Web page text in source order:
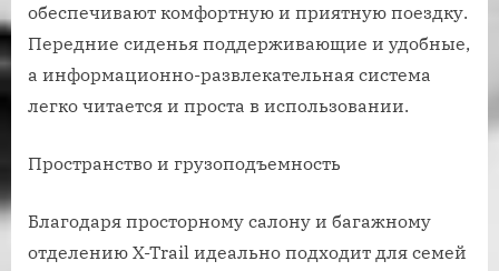
обеспечивают комфортную и приятную поездку.
Передние сиденья поддерживающие и удобные,
а информационно-развлекательная система
легко читается и проста в использовании.
Пространство и грузоподъемность
Благодаря просторному салону и багажному
отделению X-Trail идеально подходит для семей